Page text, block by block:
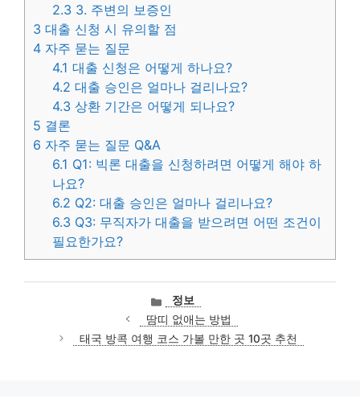
2.3 3. 주변의 보증인
3 대출 신청 시 유의할 점
4 자주 묻는 질문
4.1 대출 신청은 어떻게 하나요?
4.2 대출 승인은 얼마나 걸리나요?
4.3 상환 기간은 어떻게 되나요?
5 결론
6 자주 묻는 질문 Q&A
6.1 Q1: 빅론 대출을 신청하려면 어떻게 해야 하
나요?
6.2 Q2: 대출 승인은 얼마나 걸리나요?
6.3 Q3: 무직자가 대출을 받으려면 어떤 조건이
필요한가요?
카
테
고
리
정보
땀띠 없애는 방법
태국 방콕 여행 코스 가볼 만한 곳 10곳 추천